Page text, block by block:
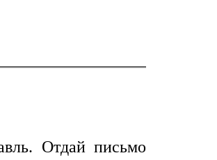
Отдай письмо